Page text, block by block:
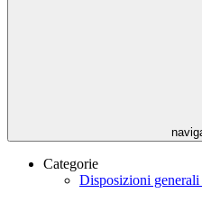
Categorie
Disposizioni generali